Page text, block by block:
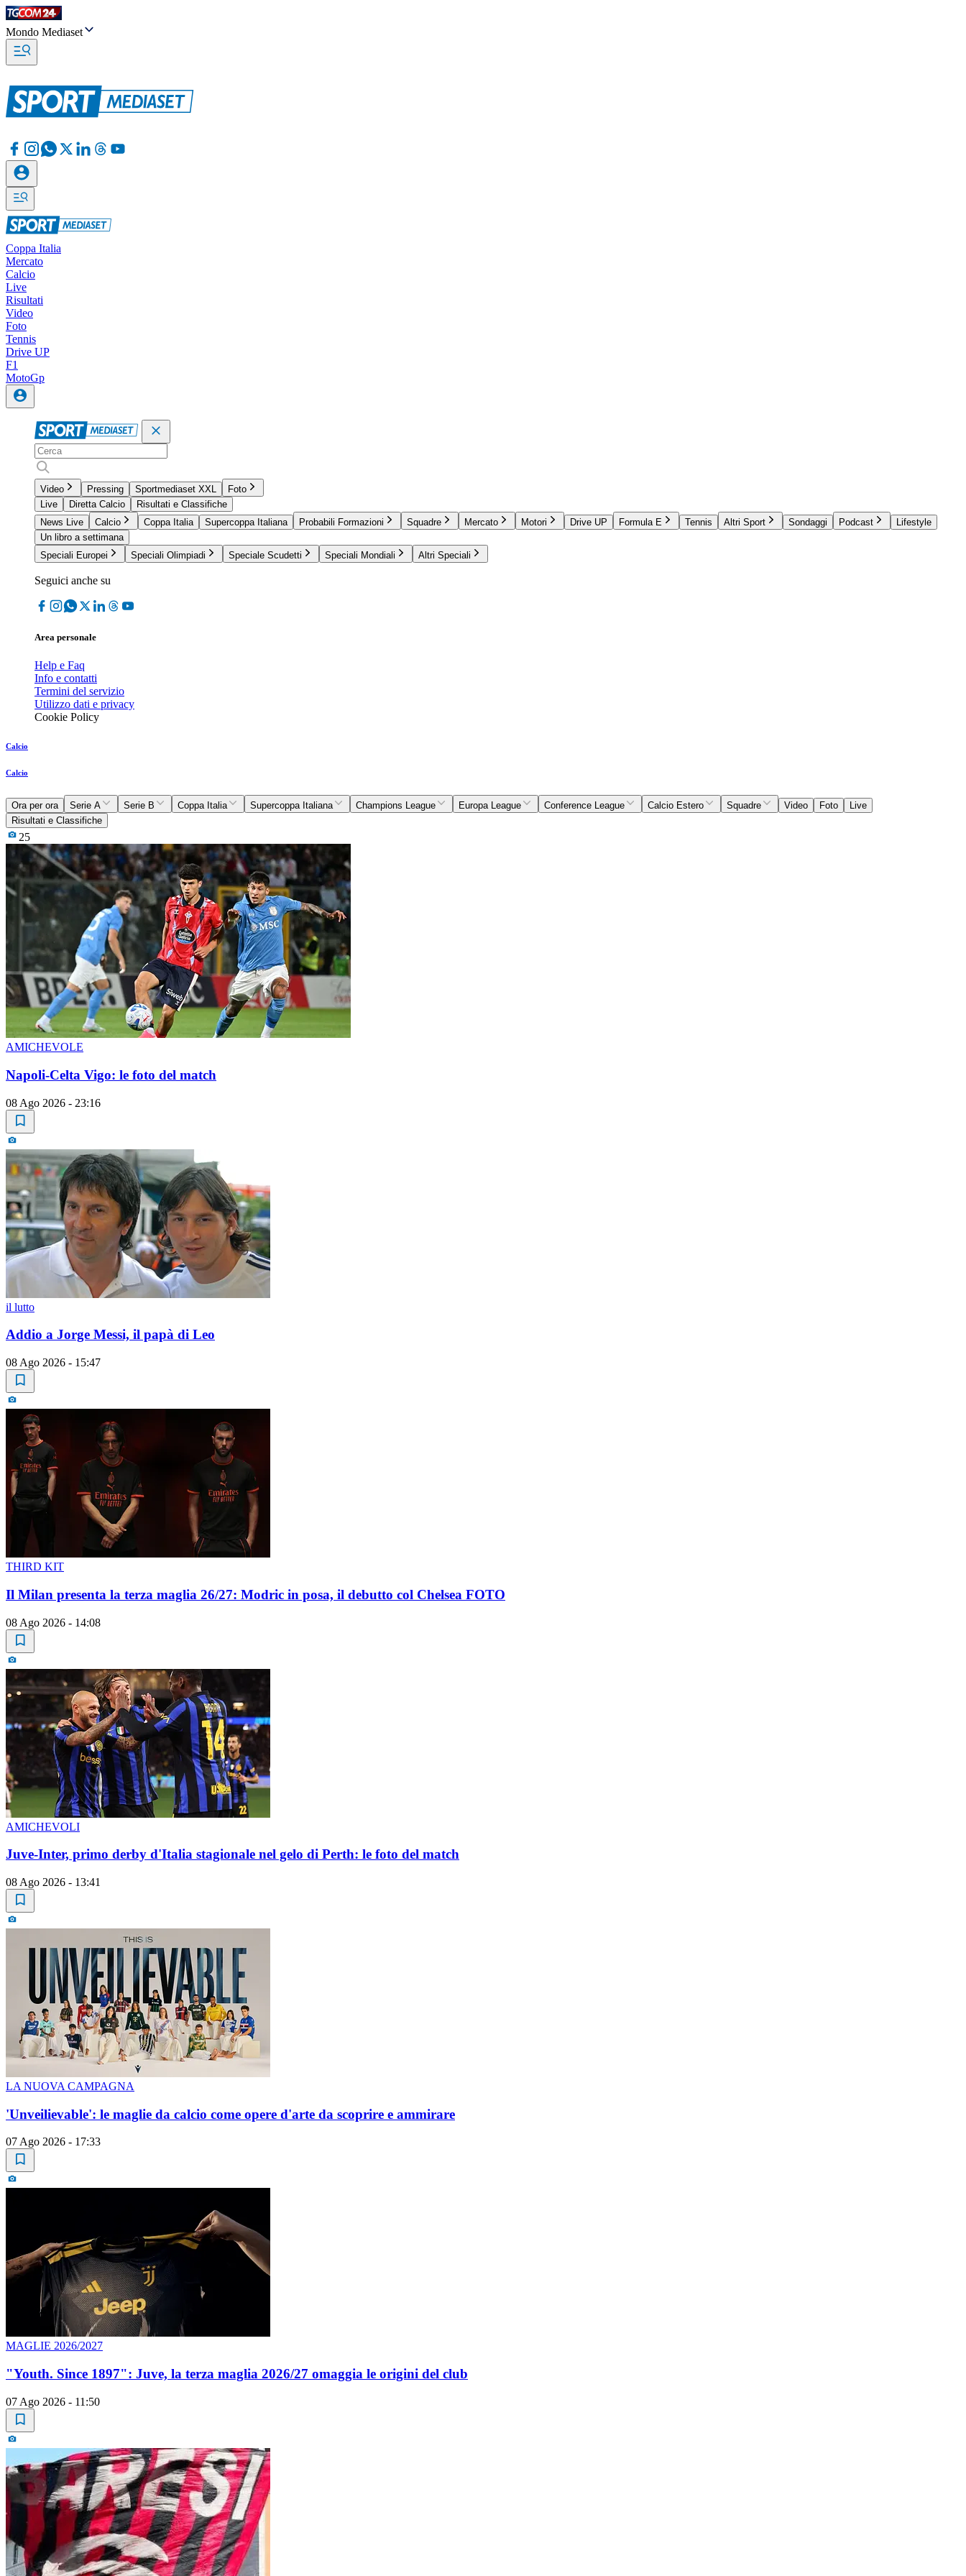
Mondo Mediaset
Coppa Italia
Mercato
Calcio
Live
Risultati
Video
Foto
Tennis
Drive UP
F1
MotoGp
Video Pressing Sportmediaset XXL
Foto
Live
Diretta Calcio
Risultati e Classifiche
News Live
Calcio Coppa Italia Supercoppa Italiana Probabili Formazioni Squadre Mercato Motori Drive UP Formula E Tennis Altri Sport Sondaggi Podcast
Lifestyle
Un libro a settimana
Speciali Europei
Speciali Olimpiadi Speciale Scudetti Speciali Mondiali Altri Speciali
Seguici anche su
Area personale
Help e Faq
Info e contatti
Termini del servizio
Utilizzo dati e privacy
Cookie Policy
Calcio
Calcio
Ora per ora Serie A Serie B Coppa Italia Supercoppa Italiana Champions League Europa League Conference League Calcio Estero Squadre Video Foto
Live
Risultati e Classifiche
25
AMICHEVOLE
Napoli-Celta Vigo: le foto del match
08 Ago 2026 - 23:16
il lutto
Addio a Jorge Messi, il papà di Leo
08 Ago 2026 - 15:47
THIRD KIT
Il Milan presenta la terza maglia 26/27: Modric in posa, il debutto col Chelsea FOTO
08 Ago 2026 - 14:08
AMICHEVOLI
Juve-Inter, primo derby d'Italia stagionale nel gelo di Perth: le foto del match
08 Ago 2026 - 13:41
LA NUOVA CAMPAGNA
'Unveilievable': le maglie da calcio come opere d'arte da scoprire e ammirare
07 Ago 2026 - 17:33
MAGLIE 2026/2027
"Youth. Since 1897": Juve, la terza maglia 2026/27 omaggia le origini del club
07 Ago 2026 - 11:50